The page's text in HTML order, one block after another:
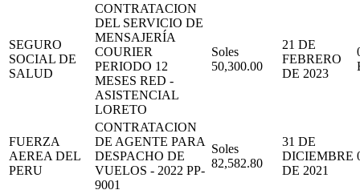
SEGURO
SOCIAL DE
SALUD
CONTRATACION
DEL SERVICIO DE
MENSAJERÍA
COURIER
PERIODO 12
MESES RED -
ASISTENCIAL
LORETO
Soles
50,300.00
21 DE
FEBRERO
DE 2023
FUERZA
AEREA DEL
PERU
CONTRATACION
DE AGENTE PARA
DESPACHO DE
VUELOS - 2022 PP-
9001
Soles
82,582.80
31 DE
DICIEMBRE
DE 2021